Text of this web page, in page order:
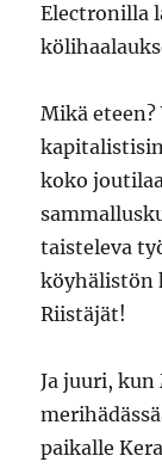
Electronilla
Mikä
koko
taisteleva
köyhälistön
Riistäjät!
Ja juuri,
paikalle